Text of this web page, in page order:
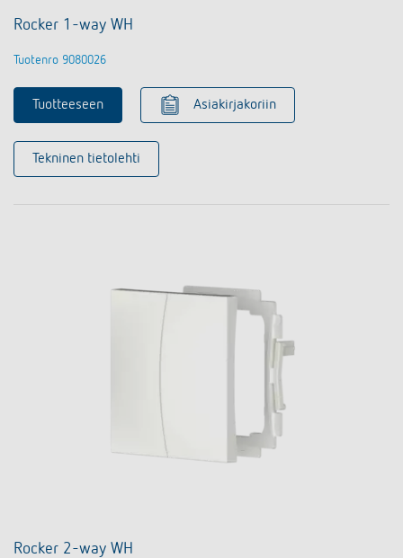
Rocker 1-way WH
Tuotenro 9080026
Tuotteeseen Asiakirjakoriin
Tekninen tietolehti
Rocker 2-way WH